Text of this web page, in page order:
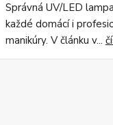
Správná UV/LED
každé domácí i
manikúry. V článku v...